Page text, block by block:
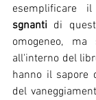
esemplificare
sgnanti di
omogeneo, ma
all'interno del
hanno il sapore
del